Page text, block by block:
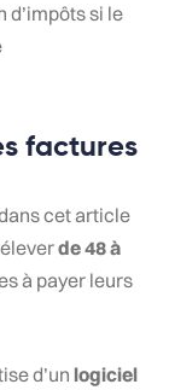
d’impôts si le
factures
cet article
de 48 à
à payer leurs
d’un logiciel